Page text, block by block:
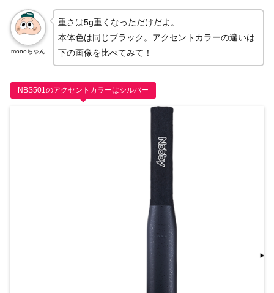
monoちゃん
重さは5g重くなっただけだよ。
本体色は同じブラック。アクセントカラーの違いは
下の画像を比べてみて！
NBS501のアクセントカラーはシルバー